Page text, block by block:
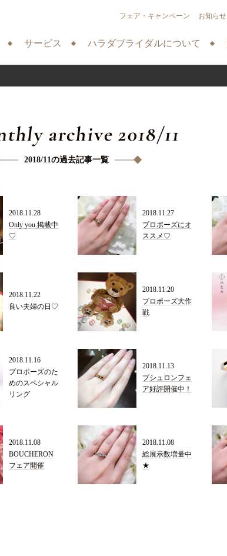
サービス ハラダブライダルについて
フェア・キャンペーン お知らせ
archive 2018/11
2018/11の過去記事一覧
2018.11.28
Only you.掲載中
♡
2018.11.27
プロポーズにオ
ススメ♡
2018.11.22
良い夫婦の日♡
2018.11.20
プロポーズ大作
戦
2018.11.16
プロポーズのた
めのスペシャル
リング
2018.11.13
ブシュロンフェ
ア好評開催中！
2018.11.08
BOUCHERON
フェア開催
2018.11.08
総展示数増量中
★